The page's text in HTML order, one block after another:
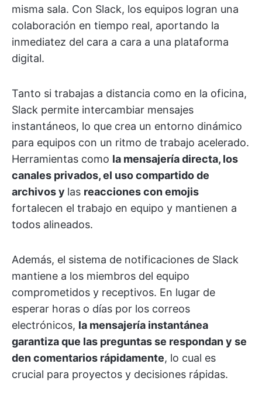
misma sala. Con Slack, los equipos logran una
colaboración en tiempo real, aportando la
inmediatez del cara a cara a una plataforma
digital.
Tanto si trabajas a distancia como en la oficina,
Slack permite intercambiar mensajes
instantáneos, lo que crea un entorno dinámico
para equipos con un ritmo de trabajo acelerado.
Herramientas como la mensajería directa, los
canales privados, el uso compartido de
archivos y las reacciones con emojis
fortalecen el trabajo en equipo y mantienen a
todos alineados.
Además, el sistema de notificaciones de Slack
mantiene a los miembros del equipo
comprometidos y receptivos. En lugar de
esperar horas o días por los correos
electrónicos, la mensajería instantánea
garantiza que las preguntas se respondan y se
den comentarios rápidamente, lo cual es
crucial para proyectos y decisiones rápidas.